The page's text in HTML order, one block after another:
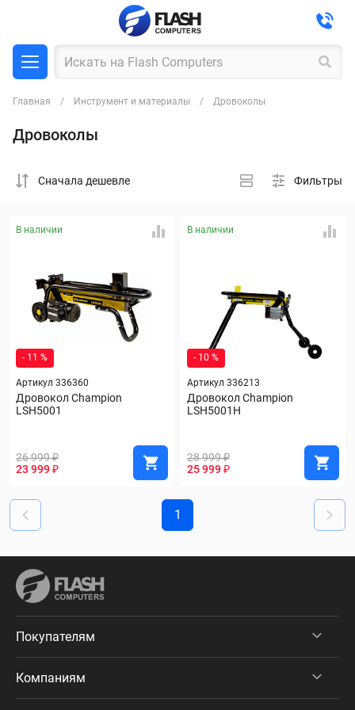
Главная Инструмент и материалы Дровоколы
Дровоколы
Cначала дешевле Фильтры
В наличии
- 11 %
Артикул 336360
Дровокол Champion
LSH5001
26 999 ₽
23 999 ₽
В наличии
- 10 %
Артикул 336213
Дровокол Champion
LSH5001H
28 999 ₽
25 999 ₽
1
Покупателям
Компаниям